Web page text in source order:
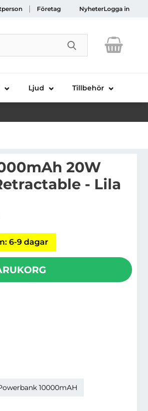
Företag NyheterLogga in
Genomför
Ljud Tillbehör
20W
- Lila
6-9 dagar
10000mAH